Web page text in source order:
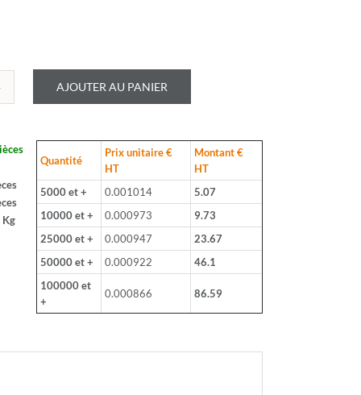
AJOUTER AU PANIER
Quantité
Prix unitaire €
HT
Montant €
HT
5000 et +
0.001014
5.07
10000 et +
0.000973
9.73
25000 et +
0.000947
23.67
50000 et +
0.000922
46.1
100000 et
+
0.000866 86.59